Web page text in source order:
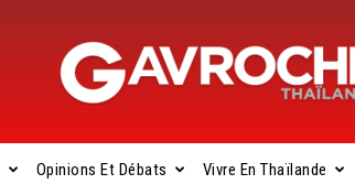
Gavroche
Opinions Et Débats Vivre En Thaïlande